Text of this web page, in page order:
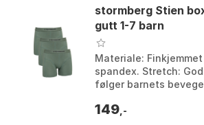
stormberg Stien
gutt 1-7 barn
Materiale:
spandex. Stretch:
følger barnets
Aktivitetsnivå: Egnet
149 ,-